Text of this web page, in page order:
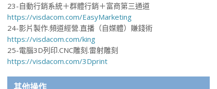
23-自動行銷系統＋群體行銷＋富商第三通道
https://visdacom.com/EasyMarketing
24-影片製作.頻道經營.直播（自媒體）賺錢術
https://visdacom.com/king
25-電腦3D列印.CNC雕刻.雷射雕刻
https://visdacom.com/3Dprint
其他操作